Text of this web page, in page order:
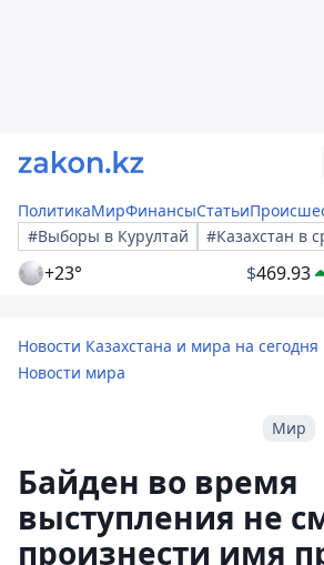
ПолитикаМирФинансыСтатьи
#Выборы в Курултай
#Казахстан в
+23° $469.93
Новости Казахстана и мира на сегодня
Новости мира
Мир
Байден во время
выступления не
произнести имя